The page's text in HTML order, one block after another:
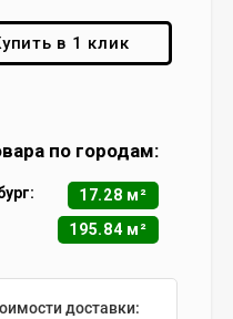
в 1 клик
по городам:
17.28 м²
195.84 м²
доставки: